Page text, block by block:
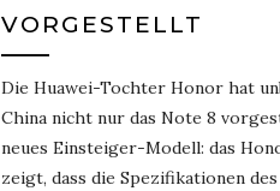
VORGESTELLT
Die Huawei-Tochter Honor hat
China nicht nur das Note 8
neues Einsteiger-Modell: das
zeigt, dass die Spezifikationen